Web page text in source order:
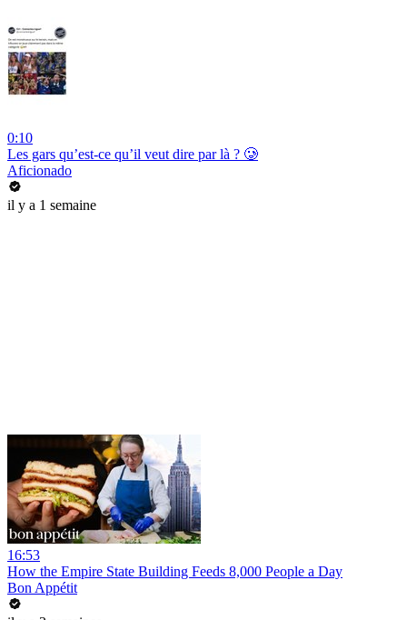
0:10
Les gars qu’est-ce qu’il veut dire par là ? 🥲
Aficionado
il y a 1 semaine
16:53
How the Empire State Building Feeds 8,000 People a Day
Bon Appétit